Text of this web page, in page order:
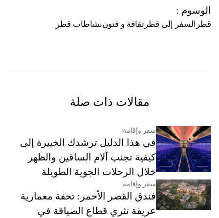
الوسوم :
قطر السفر إلى قطر ثقافة و فنوننشاطات قطر
مقالات ذات صلة
سفر وإقامة
في هذا الدليل ترشدك الخبيرة إلى
كيفية تجنب آلام الساقين والظهر
خلال الرحلات الجوية الطويلة
سفر وإقامة
فندق القصر الأحمر: تحفة معمارية
عريقة تثري قطاع الضيافة في